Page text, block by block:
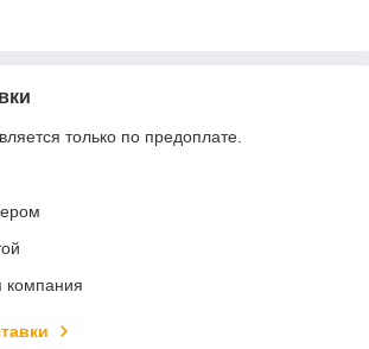
только по предоплате.
компания